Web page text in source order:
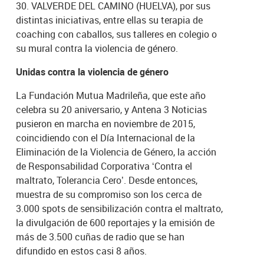
30. VALVERDE DEL CAMINO (HUELVA), por sus
distintas iniciativas, entre ellas su terapia de
coaching con caballos, sus talleres en colegio o
su mural contra la violencia de género.
Unidas contra la violencia de género
La Fundación Mutua Madrileña, que este año
celebra su 20 aniversario, y Antena 3 Noticias
pusieron en marcha en noviembre de 2015,
coincidiendo con el Día Internacional de la
Eliminación de la Violencia de Género, la acción
de Responsabilidad Corporativa ‘Contra el
maltrato, Tolerancia Cero’. Desde entonces,
muestra de su compromiso son los cerca de
3.000 spots de sensibilización contra el maltrato,
la divulgación de 600 reportajes y la emisión de
más de 3.500 cuñas de radio que se han
difundido en estos casi 8 años.